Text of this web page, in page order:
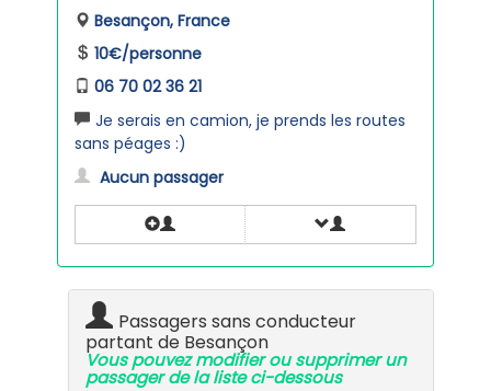
Besançon, France
10€/personne
06 70 02 36 21
Je serais en camion, je prends les routes
sans péages :)
Aucun passager
Passagers sans conducteur
partant de Besançon
Vous pouvez modifier ou supprimer un
passager de la liste ci-dessous